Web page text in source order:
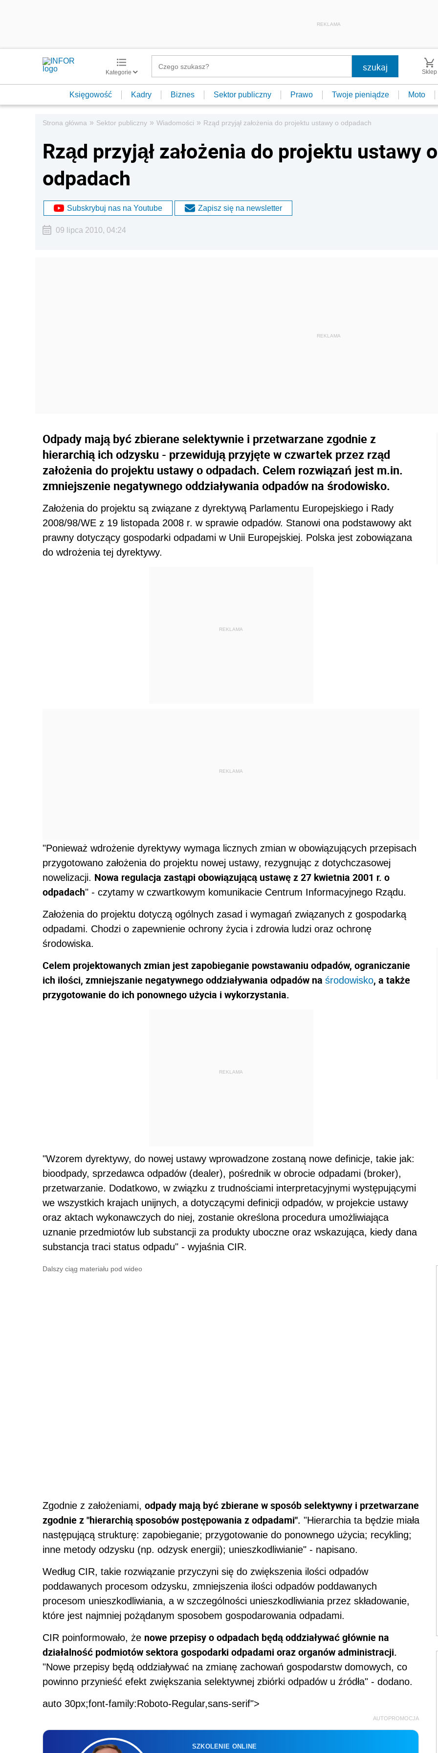
REKLAMA
Kategorie Sklep
Księgowość Kadry Biznes Sektor publiczny Prawo Twoje pieniądze Moto
Strona główna » Sektor publiczny » Wiadomości » Rząd przyjął założenia do projektu ustawy o odpadach
Rząd przyjął założenia do projektu ustawy o
odpadach
Subskrybuj nas na Youtube Zapisz się na newsletter
09 lipca 2010, 04:24
Odpady mają być zbierane selektywnie i przetwarzane zgodnie z
hierarchią ich odzysku - przewidują przyjęte w czwartek przez rząd
założenia do projektu ustawy o odpadach. Celem rozwiązań jest m.in.
zmniejszenie negatywnego oddziaływania odpadów na środowisko.
Założenia do projektu są związane z dyrektywą Parlamentu Europejskiego i Rady
2008/98/WE z 19 listopada 2008 r. w sprawie odpadów. Stanowi ona podstawowy akt
prawny dotyczący gospodarki odpadami w Unii Europejskiej. Polska jest zobowiązana
do wdrożenia tej dyrektywy.
REKLAMA
REKLAMA
"Ponieważ wdrożenie dyrektywy wymaga licznych zmian w obowiązujących przepisach
przygotowano założenia do projektu nowej ustawy, rezygnując z dotychczasowej
nowelizacji. Nowa regulacja zastąpi obowiązującą ustawę z 27 kwietnia 2001 r. o
odpadach" - czytamy w czwartkowym komunikacie Centrum Informacyjnego Rządu.
Założenia do projektu dotyczą ogólnych zasad i wymagań związanych z gospodarką
odpadami. Chodzi o zapewnienie ochrony życia i zdrowia ludzi oraz ochronę
środowiska.
Celem projektowanych zmian jest zapobieganie powstawaniu odpadów, ograniczanie
ich ilości, zmniejszanie negatywnego oddziaływania odpadów na środowisko, a także
przygotowanie do ich ponownego użycia i wykorzystania.
REKLAMA
"Wzorem dyrektywy, do nowej ustawy wprowadzone zostaną nowe definicje, takie jak:
bioodpady, sprzedawca odpadów (dealer), pośrednik w obrocie odpadami (broker),
przetwarzanie. Dodatkowo, w związku z trudnościami interpretacyjnymi występującymi
we wszystkich krajach unijnych, a dotyczącymi definicji odpadów, w projekcie ustawy
oraz aktach wykonawczych do niej, zostanie określona procedura umożliwiająca
uznanie przedmiotów lub substancji za produkty uboczne oraz wskazująca, kiedy dana
substancja traci status odpadu" - wyjaśnia CIR.
Dalszy ciąg materiału pod wideo
Zgodnie z założeniami, odpady mają być zbierane w sposób selektywny i przetwarzane
zgodnie z "hierarchią sposobów postępowania z odpadami". "Hierarchia ta będzie miała
następującą strukturę: zapobieganie; przygotowanie do ponownego użycia; recykling;
inne metody odzysku (np. odzysk energii); unieszkodliwianie" - napisano.
Według CIR, takie rozwiązanie przyczyni się do zwiększenia ilości odpadów
poddawanych procesom odzysku, zmniejszenia ilości odpadów poddawanych
procesom unieszkodliwiania, a w szczególności unieszkodliwiania przez składowanie,
które jest najmniej pożądanym sposobem gospodarowania odpadami.
CIR poinformowało, że nowe przepisy o odpadach będą oddziaływać głównie na
działalność podmiotów sektora gospodarki odpadami oraz organów administracji.
"Nowe przepisy będą oddziaływać na zmianę zachowań gospodarstw domowych, co
powinno przynieść efekt zwiększania selektywnej zbiórki odpadów u źródła" - dodano.
auto 30px;font-family:Roboto-Regular,sans-serif">
AUTOPROMOCJA
SZKOLENIE ONLINE